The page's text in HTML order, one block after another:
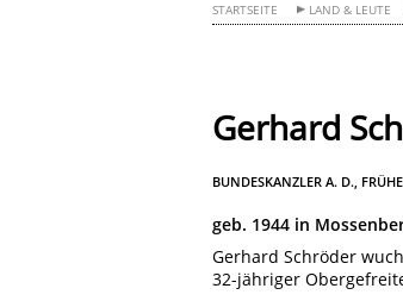
STARTSEITE LAND & LEUTE
Gerhard
BUNDESKANZLER A. D.,
geb. 1944 in
Gerhard Schröder
32-jähriger